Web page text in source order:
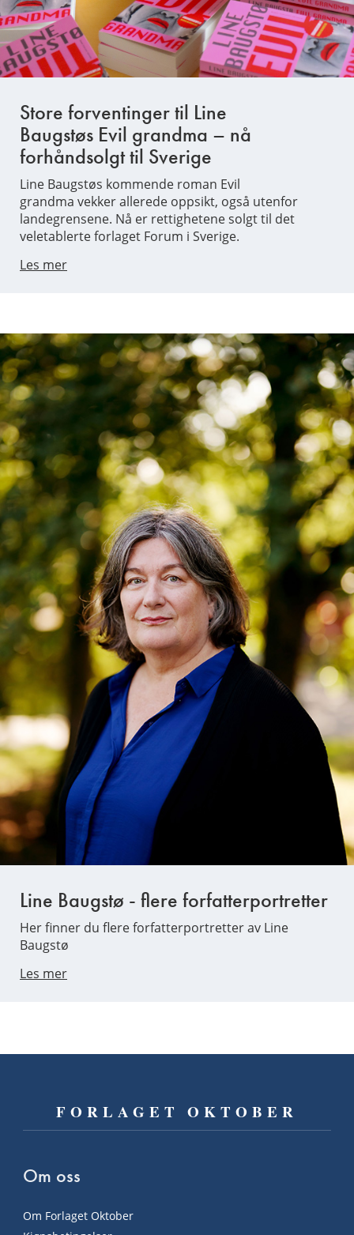
Store forventinger til Line
Baugstøs Evil grandma – nå
forhåndsolgt til Sverige
Line Baugstøs kommende roman Evil
grandma vekker allerede oppsikt, også utenfor
landegrensene. Nå er rettighetene solgt til det
veletablerte forlaget Forum i Sverige.
Les mer
Line Baugstø - flere forfatterportretter
Her finner du flere forfatterportretter av Line
Baugstø
Les mer
FORLAGET OKTOBER
Om oss
Om Forlaget Oktober